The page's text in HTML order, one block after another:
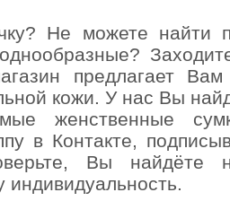
Не можете найти
предлагает
кожи. У нас Вы
женственные
в Контакте,
Вы найдёте
индивидуальность.